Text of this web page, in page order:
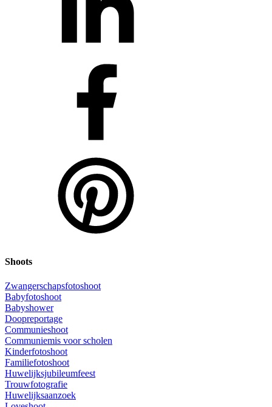
Shoots
Zwangerschapsfotoshoot
Babyfotoshoot
Babyshower
Doopreportage
Communieshoot
Communiemis voor scholen
Kinderfotoshoot
Familiefotoshoot
Huwelijksjubileumfeest
Trouwfotografie
Huwelijksaanzoek